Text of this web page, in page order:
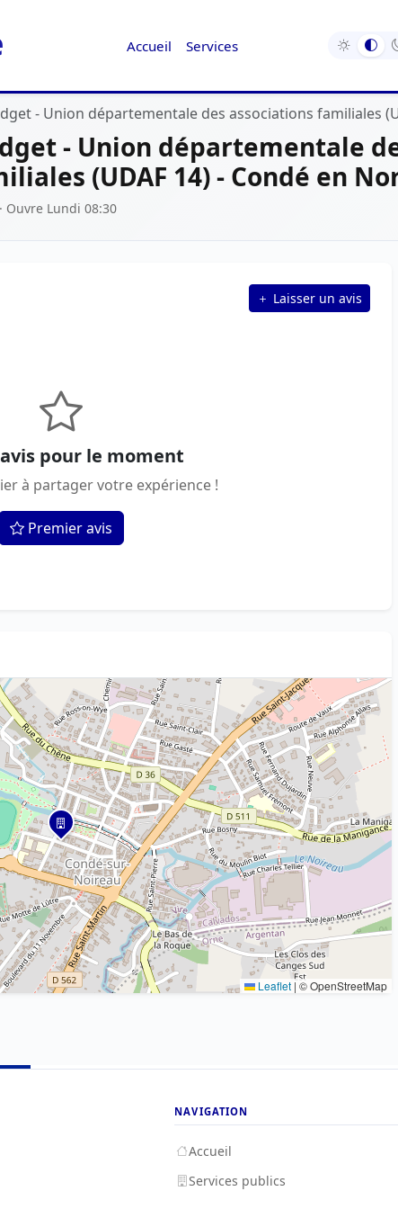
Accueil Services
- Union départementale des associations familiales
- Union départementale
(UDAF 14) - Condé en
· Ouvre Lundi 08:30
Laisser un avis
pour le moment
à partager votre expérience !
Premier avis
Leaflet |© OpenStreetMap
NAVIGATION
Accueil
Services publics